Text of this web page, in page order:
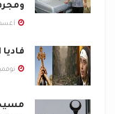
أغسطس
نوفمبر 7,